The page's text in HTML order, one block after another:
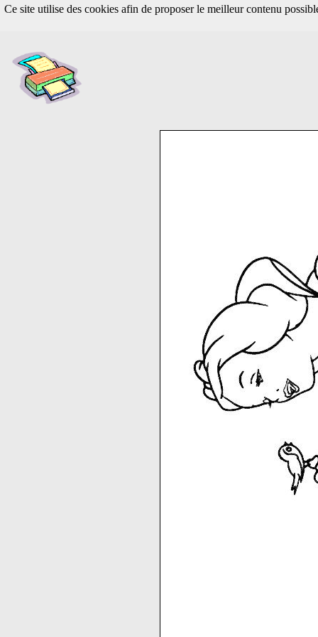
Ce site utilise des cookies afin de proposer le meilleur contenu